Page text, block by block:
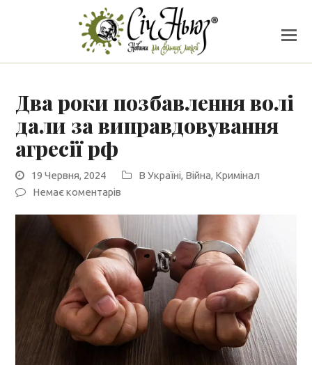
Два роки позбавлення волі
дали за виправдовування
агресії рф
19 Червня, 2024 В Україні, Війна, Кримінал
Немає коментарів